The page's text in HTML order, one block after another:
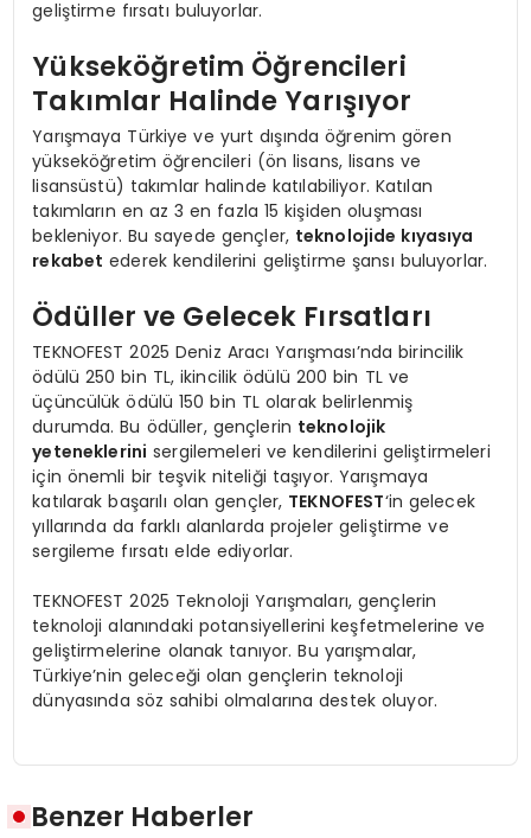
geliştirme fırsatı buluyorlar.
Yükseköğretim Öğrencileri
Takımlar Halinde Yarışıyor
Yarışmaya Türkiye ve yurt dışında öğrenim gören
yükseköğretim öğrencileri (ön lisans, lisans ve
lisansüstü) takımlar halinde katılabiliyor. Katılan
takımların en az 3 en fazla 15 kişiden oluşması
bekleniyor. Bu sayede gençler, teknolojide kıyasıya
rekabet ederek kendilerini geliştirme şansı buluyorlar.
Ödüller ve Gelecek Fırsatları
TEKNOFEST 2025 Deniz Aracı Yarışması’nda birincilik
ödülü 250 bin TL, ikincilik ödülü 200 bin TL ve
üçüncülük ödülü 150 bin TL olarak belirlenmiş
durumda. Bu ödüller, gençlerin teknolojik
yeteneklerini sergilemeleri ve kendilerini geliştirmeleri
için önemli bir teşvik niteliği taşıyor. Yarışmaya
katılarak başarılı olan gençler, TEKNOFEST‘in gelecek
yıllarında da farklı alanlarda projeler geliştirme ve
sergileme fırsatı elde ediyorlar.
TEKNOFEST 2025 Teknoloji Yarışmaları, gençlerin
teknoloji alanındaki potansiyellerini keşfetmelerine ve
geliştirmelerine olanak tanıyor. Bu yarışmalar,
Türkiye’nin geleceği olan gençlerin teknoloji
dünyasında söz sahibi olmalarına destek oluyor.
Benzer Haberler